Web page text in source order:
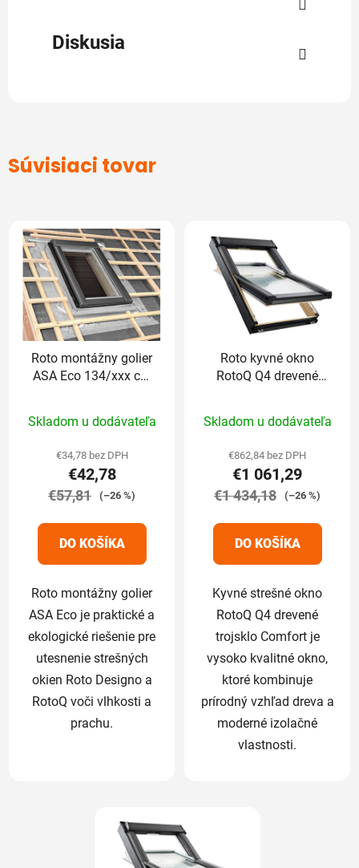
Diskusia
Súvisiaci tovar
Roto montážny golier
ASA Eco 134/xxx cm
hodnotenie
produktu
je
5,0
5
hviezdičiek.
Skladom u dodávateľa
€34,78 bez DPH
€42,78
€57,81 (–26 %)
DO KOŠÍKA
Roto montážny golier
ASA Eco je praktické a
ekologické riešenie pre
utesnenie strešných
okien Roto Designo a
RotoQ voči vlhkosti a
prachu.
Roto kyvné okno
RotoQ Q4 drevené
hodnotenie
produktu
je
5,0
5
hviezdičiek.
Skladom u dodávateľa
€862,84 bez DPH
€1 061,29
€1 434,18 (–26 %)
DO KOŠÍKA
Kyvné strešné okno
RotoQ Q4 drevené
trojsklo Comfort je
vysoko kvalitné okno,
ktoré kombinuje
prírodný vzhľad dreva a
moderné izolačné
vlastnosti.